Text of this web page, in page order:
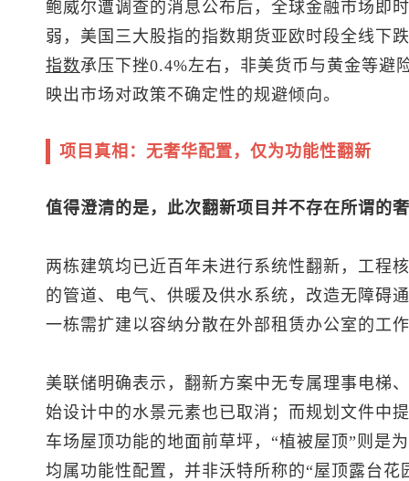
鲍威尔遭调查的消息公布后，全球金融市场即
弱，美国三大股指的指数期货亚欧时段全线下
指数承压下挫0.4%左右，非美货币与黄金等避
映出市场对政策不确定性的规避倾向。
项目真相：无奢华配置，仅为功能性翻新
值得澄清的是，此次翻新项目并不存在所谓的
两栋建筑均已近百年未进行系统性翻新，工程
的管道、电气、供暖及供水系统，改造无障碍
一栋需扩建以容纳分散在外部租赁办公室的工
美联储明确表示，翻新方案中无专属理事电梯
始设计中的水景元素也已取消；而规划文件中
车场屋顶功能的地面前草坪，“植被屋顶”则是
均属功能性配置，并非沃特所称的“屋顶露台花